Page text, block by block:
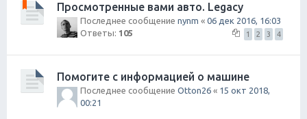
Просмотренные вами авто. Legacy
Последнее сообщение nynm « 06 дек 2016, 16:03
Ответы: 105 1 2 3 4
Помогите с информацией о машине
Последнее сообщение Otton26 « 15 окт 2018,
00:21